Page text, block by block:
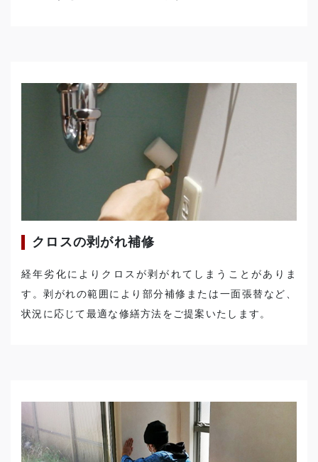
クロスの剥がれ補修
経年劣化によりクロスが剥がれてしまうことがありま
す。剥がれの範囲により部分補修または一面張替など、
状況に応じて最適な修繕方法をご提案いたします。